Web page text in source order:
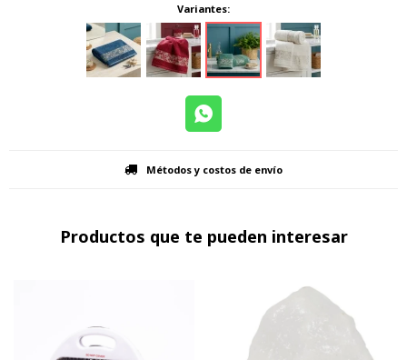
Variantes:
Métodos y costos de envío
Productos que te pueden interesar